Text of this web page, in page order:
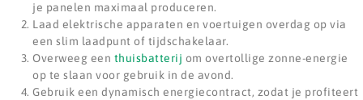
je panelen maximaal produceren.
Laad elektrische apparaten en voertuigen overdag op via
een slim laadpunt of tijdschakelaar.
Overweeg een thuisbatterij om overtollige zonne-energie
op te slaan voor gebruik in de avond.
Gebruik een dynamisch energiecontract, zodat je profiteert